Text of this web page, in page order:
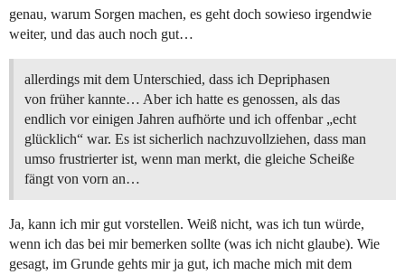
genau, warum Sorgen machen, es geht doch sowieso irgendwie
weiter, und das auch noch gut…
allerdings mit dem Unterschied, dass ich Depriphasen
von früher kannte… Aber ich hatte es genossen, als das
endlich vor einigen Jahren aufhörte und ich offenbar „echt
glücklich“ war. Es ist sicherlich nachzuvollziehen, dass man
umso frustrierter ist, wenn man merkt, die gleiche Scheiße
fängt von vorn an…
Ja, kann ich mir gut vorstellen. Weiß nicht, was ich tun würde,
wenn ich das bei mir bemerken sollte (was ich nicht glaube). Wie
gesagt, im Grunde gehts mir ja gut, ich mache mich mit dem